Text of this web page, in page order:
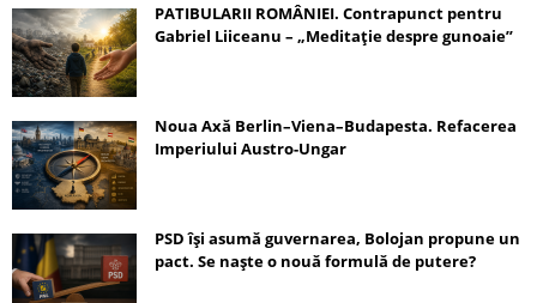
PATIBULARII ROMÂNIEI. Contrapunct pentru
Gabriel Liiceanu – „Meditație despre gunoaie”
Noua Axă Berlin–Viena–Budapesta. Refacerea
Imperiului Austro-Ungar
PSD își asumă guvernarea, Bolojan propune un
pact. Se naște o nouă formulă de putere?